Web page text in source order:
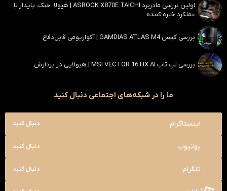
اولین بررسی مادربرد ASROCK X870E TAICHI | هیولا، خنک، پایدار با
عملکرد خیره کننده
بررسی کیس GAMDIAS ATLAS M4 | آکواریومی قابل‌دفاع
بررسی لپ تاپ MSI VECTOR 16 HX AI | هیولایی در پردازش
ما را در شبکه‌های اجتماعی دنبال کنید
اینستاگرام دنبال کنید
یوتیوب دنبال کنید
تلگرام دنبال کنید